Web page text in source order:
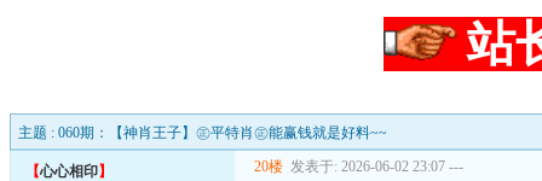
站
主题 : 060期：【神肖王子】㊣平特肖㊣能赢钱就是好料~~
【心心相印】 20楼 发表于: 2026-06-02 23:07 ---